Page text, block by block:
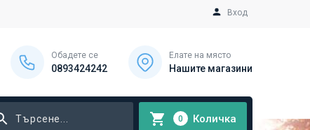
Вход
Обадете се
0893424242
Елате на място
Нашите магазини
0 Количка